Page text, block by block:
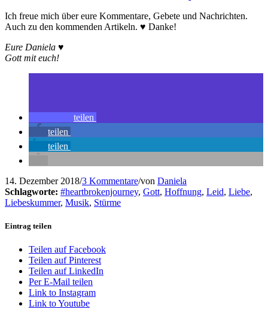
Ich freue mich über eure Kommentare, Gebete und Nachrichten.
Auch zu den kommenden Artikeln. ♥ Danke!
Eure Daniela ♥
Gott mit euch!
teilen
teilen
teilen
14. Dezember 2018/3 Kommentare/von Daniela
Schlagworte: #heartbrokenjourney, Gott, Hoffnung, Leid, Liebe,
Liebeskummer, Musik, Stürme
Eintrag teilen
Teilen auf Facebook
Teilen auf Pinterest
Teilen auf LinkedIn
Per E-Mail teilen
Link to Instagram
Link to Youtube